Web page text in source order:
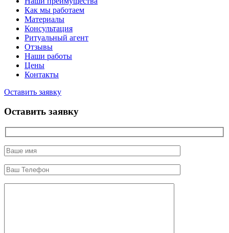
Как мы работаем
Материалы
Консультация
Ритуальный агент
Отзывы
Наши работы
Цены
Контакты
Оставить заявку
Оставить заявку